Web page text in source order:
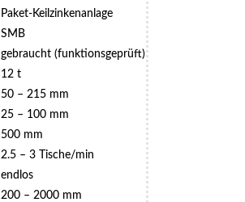
Paket-Keilzinkenanlage
SMB
gebraucht (funktionsgeprüft)
12 t
50 – 215 mm
25 – 100 mm
500 mm
2.5 – 3 Tische/min
endlos
200 – 2000 mm